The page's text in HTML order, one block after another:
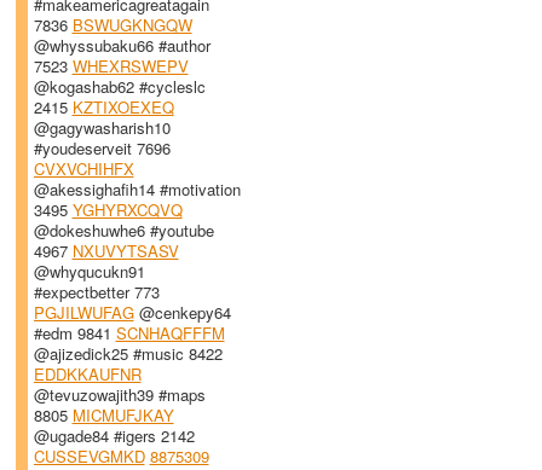
7836 BSWUGKNGQW
@whyssubaku66 #author
7523 WHEXRSWEPV
@kogashab62 #cycleslc
2415 KZTIXOEXEQ
@gagywasharish10
#youdeserveit 7696
CVXVCHIHFX
@akessighafih14 #motivation
3495 YGHYRXCQVQ
@dokeshuwhe6 #youtube
4967 NXUVYTSASV
@whyqucukn91
#expectbetter 773
PGJILWUFAG@cenkepy64
#edm 9841 SCNHAQFFFM
@ajizedick25 #music 8422
EDDKKAUFNR
@tevuzowajith39 #maps
8805 MICMUFJKAY
@ugade84 #igers 2142
CUSSEVGMKD 8875309